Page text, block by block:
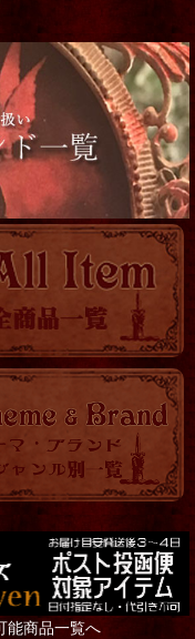
能商品一覧へ